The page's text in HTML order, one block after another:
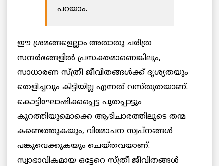
പറയാം.
ഈ ശ്രമങ്ങളെല്ലാം അതാതു ചരിത്ര
സന്ദർഭങ്ങളിൽ പ്രസക്തമാണെങ്കിലും,
സാധാരണ സ്ത്രീ ജീവിതങ്ങൾക്ക് ദൃശ്യതയും
തെളിച്ചവും കിട്ടിയില്ല എന്നത് വസ്തുതയാണ്.
കൊട്ടിഘോഷിക്കപ്പെട്ട പൂതപ്പാട്ടും
കുറത്തിയുമൊക്കെ ആഭിചാരത്തിലൂടെ തന്മ
കണ്ടെത്തുകയും, വിമോചന സ്വപ്നങ്ങൾ
പങ്കുവെക്കുകയും ചെയ്തവയാണ്.
സ്വാഭാവികമായ ഒട്ടേറെ സ്ത്രീ ജീവിതങ്ങൾ